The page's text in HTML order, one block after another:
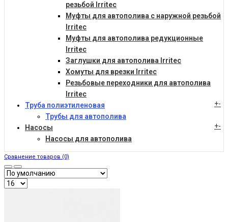
резьбой Irritec
Муфты для автополива с наружной резьбой
Irritec
Муфты для автополива редукционные
Irritec
Заглушки для автополива Irritec
Хомуты для врезки Irritec
Резьбовые переходники для автополива
Irritec
Труба полиэтиленовая
+-
Трубы для автополива
Насосы
+-
Насосы для автополива
Сравнение товаров (0)